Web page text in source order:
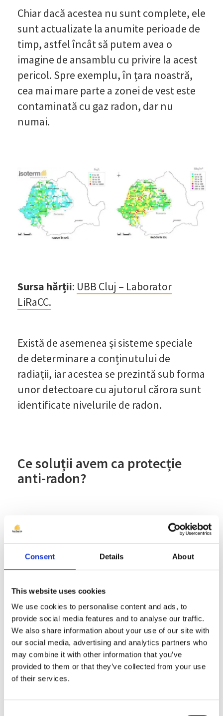
Consent Details About
This website uses cookies
We use cookies to personalise content and ads, to
provide social media features and to analyse our traffic.
We also share information about your use of our site with
our social media, advertising and analytics partners who
may combine it with other information that you’ve
provided to them or that they’ve collected from your use
of their services.
Chiar dacă acestea nu sunt complete, ele
sunt actualizate la anumite perioade de
timp, astfel încât să putem avea o
imagine de ansamblu cu privire la acest
pericol. Spre exemplu, în țara noastră,
cea mai mare parte a zonei de vest este
contaminată cu gaz radon, dar nu
numai.
Sursa hărții: UBB Cluj – Laborator
LiRaCC.
Există de asemenea și sisteme speciale
de determinare a conținutului de
radiații, iar acestea se prezintă sub forma
unor detectoare cu ajutorul cărora sunt
identificate nivelurile de radon.
Ce soluții avem ca protecție
anti-radon?
Pe lângă izolarea termică cu spumă
poliuretanică, mai există și alte aspecte
pe care le putem avea în vedere. Una
spațiile.